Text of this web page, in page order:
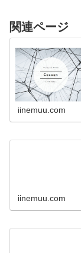
関連ページ
iinemuu.com
iinemuu.com